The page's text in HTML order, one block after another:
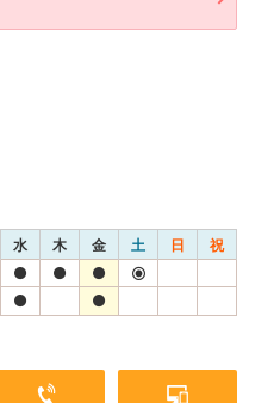
水 木 金 土 日 祝